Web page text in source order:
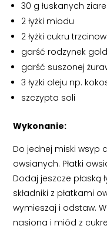
30 g łuskanych
2 łyżki miodu
2 łyżki cukru
garść rodzynek
garść suszonej
3 łyzki oleju np.
szczypta soli
Wykonanie:
Do jednej miski wsyp
owsianych. Płatki
Dodaj jeszcze płaską
składniki z płatkami
wymieszaj i odstaw.
nasiona i miód z